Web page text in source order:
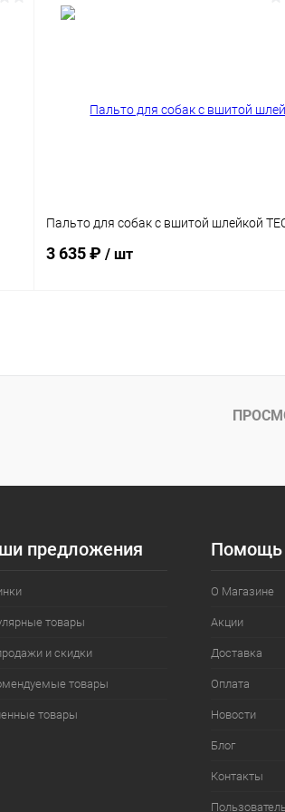
Пальто для собак с вшитой шлейкой
3 635 ₽ / шт
Сравнение
предложения
товары
и скидки
товары
товары
Помощь
О Магазине
Акции
Доставка
Оплата
Новости
Блог
Контакты